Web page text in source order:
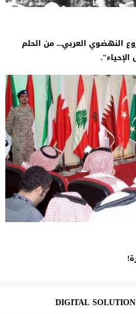
النهضوي العربي... من الحلم
DIGITAL